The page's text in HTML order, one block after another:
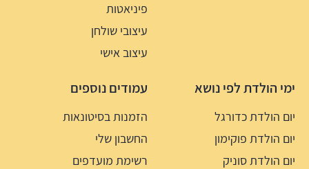
פיניאטות
עיצובי שולחן
עיצוב אישי
ימי הולדת לפי נושא
יום הולדת כדורגל
יום הולדת פוקימון
יום הולדת סוניק
עמודים נוספים
הזמנות בסיטונאות
החשבון שלי
רשימת מועדפים